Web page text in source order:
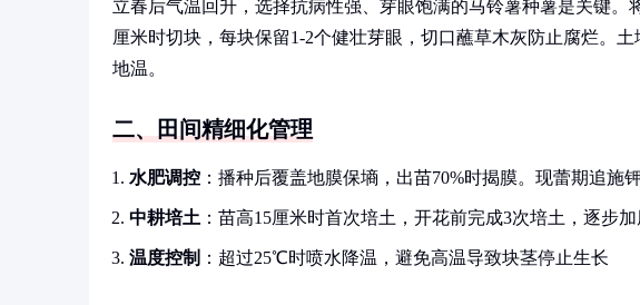
立春后气温回升，选择抗病性强、芽眼饱满的马铃薯种薯是关键。
厘米时切块，每块保留1-2个健壮芽眼，切口蘸草木灰防止腐烂。
地温。
二、田间精细化管理
水肥调控 ：播种后覆盖地膜保墒，出苗70%时揭膜。现蕾期追施
中耕培土 ：苗高15厘米时首次培土，开花前完成3次培土，逐步
温度控制 ：超过25℃时喷水降温，避免高温导致块茎停止生长